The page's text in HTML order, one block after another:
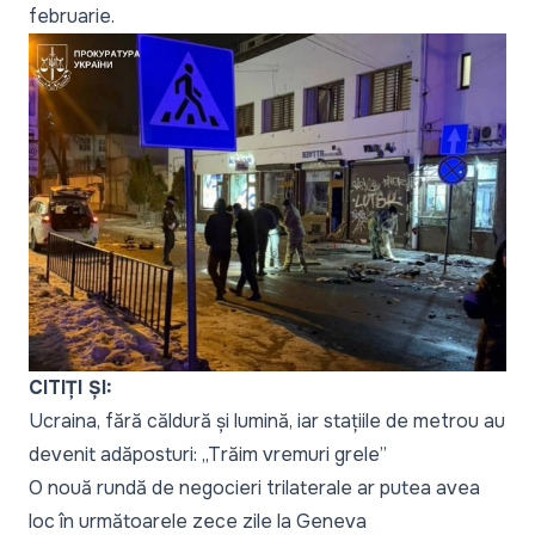
februarie.
CITIȚI ȘI:
Ucraina, fără căldură și lumină, iar stațiile de metrou au
devenit adăposturi: „Trăim vremuri grele”
O nouă rundă de negocieri trilaterale ar putea avea
loc în următoarele zece zile la Geneva